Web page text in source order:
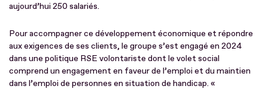
aujourd’hui 250 salariés.
Pour accompagner ce développement économique et répondre
aux exigences de ses clients, le groupe s’est engagé en 2024
dans une politique RSE volontariste dont le volet social
comprend un engagement en faveur de l’emploi et du maintien
dans l’emploi de personnes en situation de handicap. «